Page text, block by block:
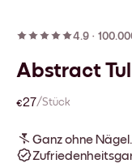
4.9 ·
Abstract
€27/Stück
Ganz ohne